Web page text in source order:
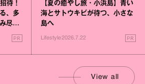
待！
、多
尽く
PR
【夏の癒やし旅・小浜島】青い
海とサトウキビが待つ、小さな
島へ
Lifestyle2026.7.22 PR
View all